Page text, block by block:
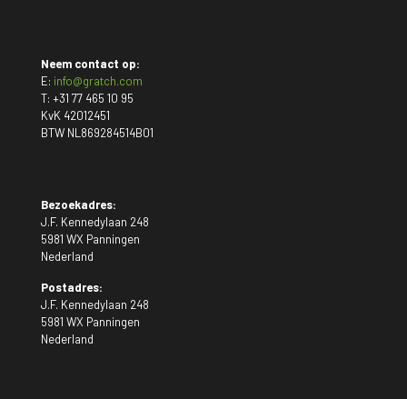
Neem contact op:
E: info@gratch.com
T: +31 77 465 10 95
KvK 42012451
BTW NL869284514B01
Bezoekadres:
J.F. Kennedylaan 248
5981 WX Panningen
Nederland
Postadres:
J.F. Kennedylaan 248
5981 WX Panningen
Nederland